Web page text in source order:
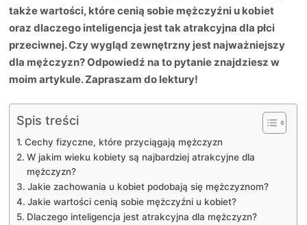
także wartości, które cenią sobie mężczyźni u kobiet
oraz dlaczego inteligencja jest tak atrakcyjna dla płci
przeciwnej. Czy wygląd zewnętrzny jest najważniejszy
dla mężczyzn? Odpowiedź na to pytanie znajdziesz w
moim artykule. Zapraszam do lektury!
Spis treści
Cechy fizyczne, które przyciągają mężczyzn
W jakim wieku kobiety są najbardziej atrakcyjne dla
mężczyzn?
Jakie zachowania u kobiet podobają się mężczyznom?
Jakie wartości cenią sobie mężczyźni u kobiet?
Dlaczego inteligencja jest atrakcyjna dla mężczyzn?